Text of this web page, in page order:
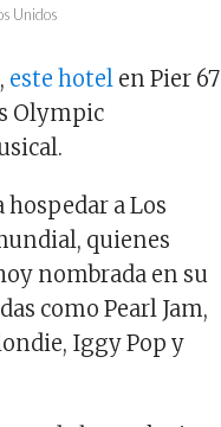
Unidos
este hotel en Pier 67
Olympic
a Los
quienes
nombrada en su
como Pearl Jam,
Iggy Pop y